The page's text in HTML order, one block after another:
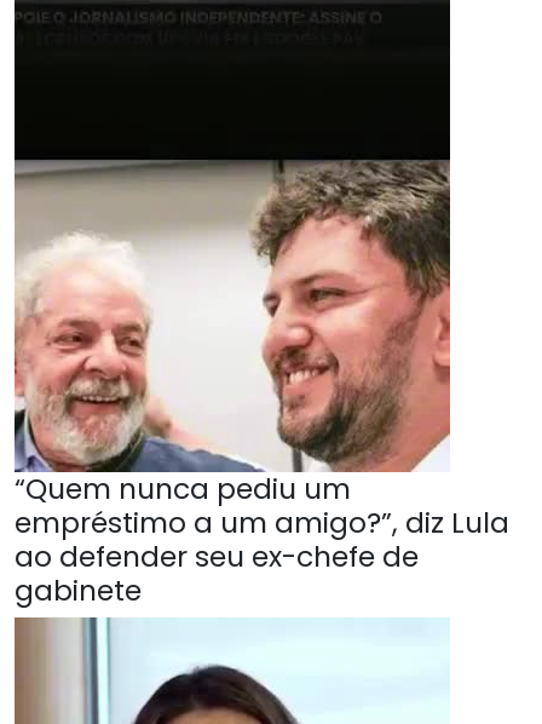
“Quem nunca pediu um
empréstimo a um amigo?”, diz Lula
ao defender seu ex-chefe de
gabinete